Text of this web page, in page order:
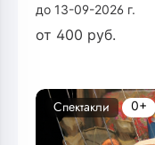
до 13-09-2026 г.
от 400 руб.
Спектакли 0+